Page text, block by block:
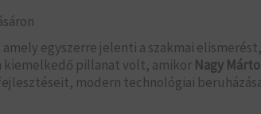
egyszerre jelenti a szakmai
kiemelkedő pillanat volt, amikor Nagy
modern technológiai